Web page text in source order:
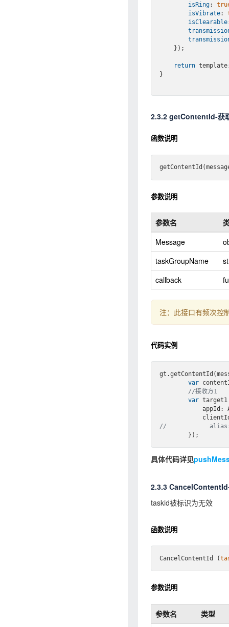
isRing:
isVibrate:
isClearable
return
}
2.3.2 getContentId-获
函数说明
getContentId(
参数说明
参数名
Message
taskGroupName
callback
注：此接口有频次控
代码实例
var
//接收方1
var
//
具体代码详见
2.3.3
taskid被标识为无效
函数说明
CancelContentId (
参数说明
参数名
类型